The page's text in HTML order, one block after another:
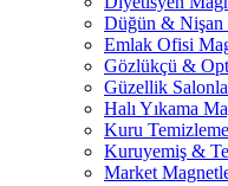
Düğün & Nişan
Emlak Ofisi
Gözlükçü &
Güzellik
Halı Yıkama
Kuru
Kuruyemiş &
Market